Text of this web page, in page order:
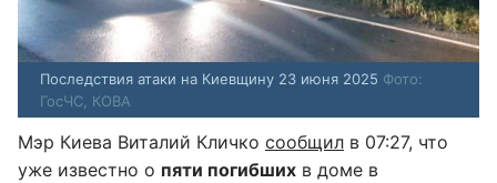
Последствия атаки на Киевщину 23 июня 2025 Фото:
ГосЧС, КОВА
Мэр Киева Виталий Кличко сообщил в 07:27, что
уже известно о пяти погибших в доме в